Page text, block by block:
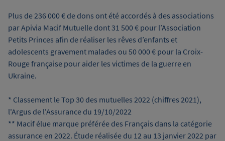
Plus de 236 000 € de dons ont été accordés à des associations
par Apivia Macif Mutuelle dont 31 500 € pour l’Association
Petits Princes afin de réaliser les rêves d’enfants et
adolescents gravement malades ou 50 000 € pour la Croix-
Rouge française pour aider les victimes de la guerre en
Ukraine.
* Classement le Top 30 des mutuelles 2022 (chiffres 2021),
l'Argus de l'Assurance du 19/10/2022
** Macif élue marque préférée des Français dans la catégorie
assurance en 2022. Étude réalisée du 12 au 13 janvier 2022 par